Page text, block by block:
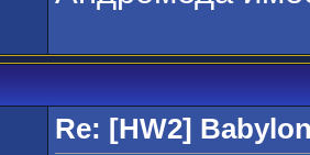
Re: [HW2]